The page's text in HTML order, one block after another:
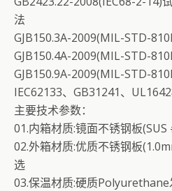
法
GJB150.3A-2009(MIL-STD-
GJB150.4A-2009(MIL-STD-
GJB150.9A-2009(MIL-STD-
IEC62133、GB31241、
主要技术参数：
01.内箱材质:镜面不锈钢板
02.外箱材质:优质不锈钢板
选
03.保温材质:硬质Polyurethane